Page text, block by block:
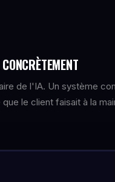
de l'IA. Un système
le client faisait à la